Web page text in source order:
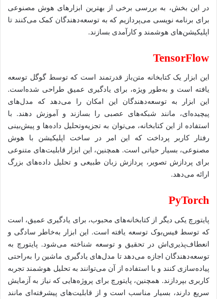
در این بخش، به بررسی برخی از بهترین ابزارهای هوش مصنوعی
برای برنامه نویسی می‌پردازیم که به توسعه‌دهندگان کمک می‌کنند تا
اپلیکیشن‌های هوشمند و کارآمدی بسازند.
TensorFlow
این ابزار یک کتابخانه متن‌باز قدرتمند است که توسط گوگل توسعه
یافته است و به‌طور ویژه، برای یادگیری عمیق طراحی شده‌است.
این ابزار به توسعه‌دهندگان این امکان را می‌دهد که مدل‌های
پیچیده‌ای، مانند شبکه‌های عصبی را بسازند و آموزش دهند. با
استفاده از این کتابخانه، می‌توان به تجزیه‌وتحلیل داده‌ها و پیش‌بینی
رفتار کاربر پرداخت که این امر در ساخت اپلیکیشن با هوش
مصنوعی، بسیار حیاتی است. همچنین، این ابزار قابلیت‌های متنوعی
برای پردازش تصویر، پردازش زبان طبیعی و تحلیل داده‌های بزرگ
ارائه می‌دهد.
PyTorch
پایتورچ یکی دیگر از کتابخانه‌های محبوب، برای یادگیری عمیق، است
که توسط فیس‌بوک توسعه یافته است. این ابزار به‌خاطر سادگی و
انعطاف‌پذیری‌اش در تحقیق و توسعه شناخته می‌شود. پایتورچ به
توسعه‌دهندگان اجازه می‌دهد تا مدل‌های یادگیری ماشین را به‌راحتی
پیاده‌سازی کنند و با استفاده از آن می‌توانند به تحلیل هوشمند تجربه
کاربری بپردازند. همچنین، پایتورچ برای پروژه‌هایی که نیاز به آزمایش
سریع دارند، بسیار مناسب است و از قابلیت‌های پیشرفته‌ای مانند